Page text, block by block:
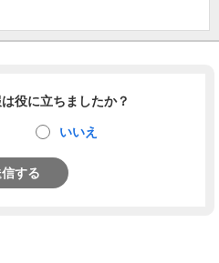
役に立ちましたか？
いいえ
する